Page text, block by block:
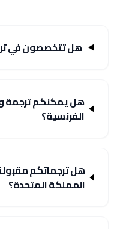
هل تتخصصون في
هل يمكنكم ترجمة
الفرنسية؟
هل ترجماتكم
المملكة المتحدة؟